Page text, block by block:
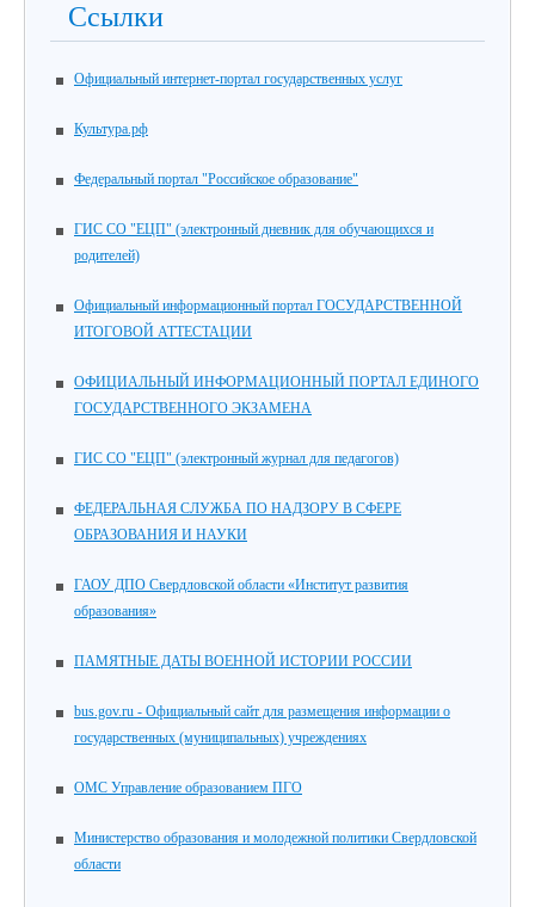
Ссылки
Официальный интернет-портал государственных услуг
Культура.рф
Федеральный портал "Российское образование"
ГИС СО "ЕЦП" (электронный дневник для обучающихся и
родителей)
Официальный информационный портал ГОСУДАРСТВЕННОЙ
ИТОГОВОЙ АТТЕСТАЦИИ
ОФИЦИАЛЬНЫЙ ИНФОРМАЦИОННЫЙ ПОРТАЛ ЕДИНОГО
ГОСУДАРСТВЕННОГО ЭКЗАМЕНА
ГИС СО "ЕЦП" (электронный журнал для педагогов)
ФЕДЕРАЛЬНАЯ СЛУЖБА ПО НАДЗОРУ В СФЕРЕ
ОБРАЗОВАНИЯ И НАУКИ
ГАОУ ДПО Свердловской области «Институт развития
образования»
ПАМЯТНЫЕ ДАТЫ ВОЕННОЙ ИСТОРИИ РОССИИ
bus.gov.ru - Официальный сайт для размещения информации о
государственных (муниципальных) учреждениях
ОМС Управление образованием ПГО
Министерство образования и молодежной политики Свердловской
области